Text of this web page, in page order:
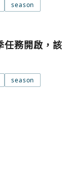
season
任務開啟，該
season